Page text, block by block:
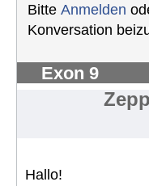
Bitte Anmelden
Konversation
Exon 9
Hallo!